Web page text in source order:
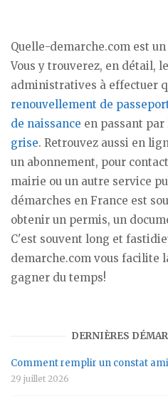
Quelle-demarche.com est
Vous y trouverez, en détail,
administratives à effectuer
renouvellement de
de naissance en passant
grise. Retrouvez aussi en
un abonnement, pour
mairie ou un autre service
démarches en France est
obtenir un permis, un
C'est souvent long et
demarche.com vous facilite
gagner du temps!
DERNIÈRES
Comment remplir un constat
29 juillet 2026